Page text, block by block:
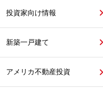
投資家向け情報
新築一戸建て
アメリカ不動産投資